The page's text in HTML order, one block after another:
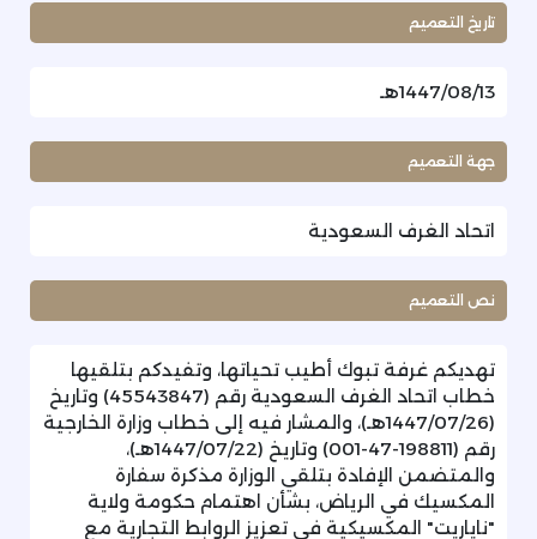
تاريخ التعميم
1447/08/13هـ
جهة التعميم
اتحاد الغرف السعودية
نص التعميم
تهديكم غرفة تبوك أطيب تحياتها، وتفيدكم بتلقيها
خطاب اتحاد الغرف السعودية رقم (45543847) وتاريخ
(1447/07/26هـ)، والمشار فيه إلى خطاب وزارة الخارجية
رقم (198811-47-001) وتاريخ (1447/07/22هـ)،
والمتضمن الإفادة بتلقي الوزارة مذكرة سفارة
المكسيك في الرياض، بشأن اهتمام حكومة ولاية
"ناياريت" المكسيكية في تعزيز الروابط التجارية مع